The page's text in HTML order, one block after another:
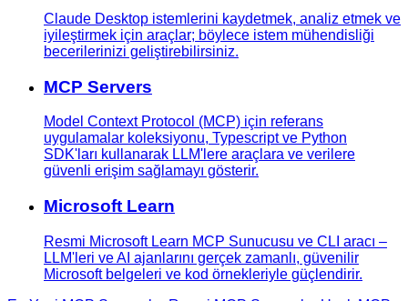
Claude Desktop istemlerini kaydetmek, analiz etmek ve
iyileştirmek için araçlar; böylece istem mühendisliği
becerilerinizi geliştirebilirsiniz.
MCP Servers
Model Context Protocol (MCP) için referans
uygulamalar koleksiyonu, Typescript ve Python
SDK'ları kullanarak LLM'lere araçlara ve verilere
güvenli erişim sağlamayı gösterir.
Microsoft Learn
Resmi Microsoft Learn MCP Sunucusu ve CLI aracı –
LLM'leri ve AI ajanlarını gerçek zamanlı, güvenilir
Microsoft belgeleri ve kod örnekleriyle güçlendirir.